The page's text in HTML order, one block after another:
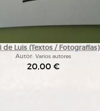
de Luis (Textos / Fotografías)
Autor:Varios autores
20,00 €